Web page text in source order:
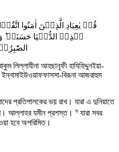
قُلۡ یٰعِبَادِ الَّذِیۡنَ اٰمَنُوا
ہٰذِہِ الدُّنۡیَا حَسَنَۃٌ
লিল্লাযীনা আহছানূফী হাযিহিদ্দুনইয়া-
বিরূনা আজরাহুম
প্রতিপালকের ভয় রাখ। যারা এ দুনিয়াতে
আল্লাহর যমীন প্রশস্ত। ৬ যারা সবর
হবে অপরিমিত।